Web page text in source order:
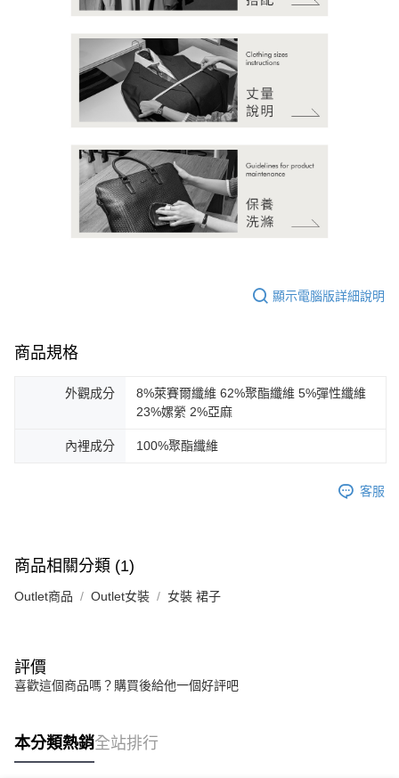
顯示電腦版詳細說明
商品規格
外觀成分
8%萊賽爾纖維 62%聚酯纖維 5%彈性纖維
23%嫘縈 2%亞麻
內裡成分 100%聚酯纖維
客服
商品相關分類 (1)
Outlet商品 Outlet女裝 女裝 裙子
評價
喜歡這個商品嗎？購買後給他一個好評吧
本分類熱銷全站排行